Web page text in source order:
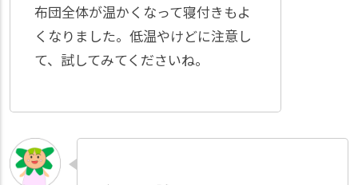
布団全体が温かくなって寝付きもよ
くなりました。低温やけどに注意し
て、試してみてくださいね。